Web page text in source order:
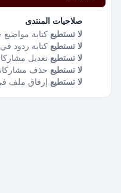
صلاحيات المنتدى
لا تستطيع كتابة
لا تستطيع كتابة ردود
لا تستطيع تعديل
لا تستطيع حذف
لا تستطيع إرفاق ملف